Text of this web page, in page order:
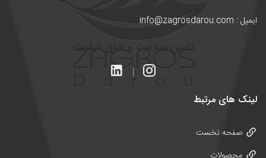
ایمیل : info@zagrosdarou.com
تامین سلامت و خلق کیفیت
لینک های مرتبط
صفحه نخست